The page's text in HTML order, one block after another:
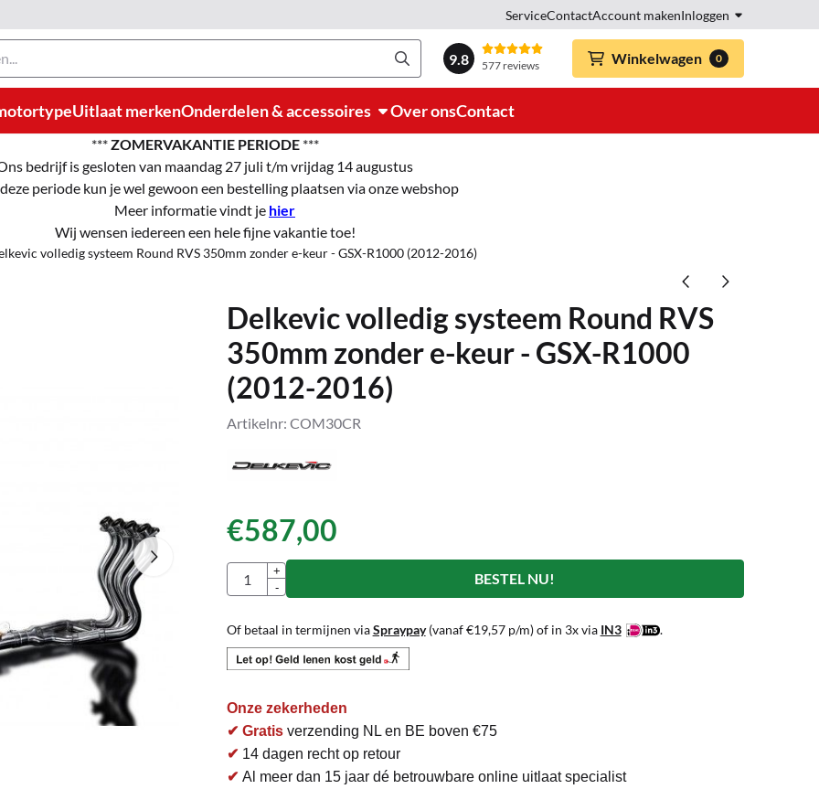
ServiceContactAccount makenInloggen
9.8 577 reviews Winkelwagen 0
Uitlaat merkenOnderdelen & accessoires Over onsContact
***ZOMERVAKANTIE PERIODE***
bedrijf is gesloten van maandag 27 juli t/m vrijdag 14 augustus
periode kun je wel gewoon een bestelling plaatsen via onze webshop
Meer informatie vindt je hier
Wij wensen iedereen een hele fijne vakantie toe!
volledig systeem Round RVS 350mm zonder e-keur - GSX-R1000 (2012-2016)
Delkevic volledig systeem Round RVS
350mm zonder e-keur - GSX-R1000
(2012-2016)
Artikelnr: COM30CR
€587,00
Aantal
+
-
BESTEL NU!
Of betaal in termijnen viaSpraypay(vanaf€19,57p/m) of in 3x via IN3 .
Onze zekerheden
✔ Gratisverzending NL en BE boven €75
✔ 14 dagen recht op retour
✔ Al meer dan 15 jaar dé betrouwbare online uitlaat specialist